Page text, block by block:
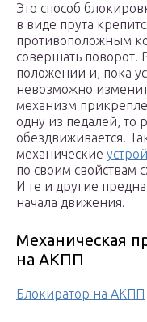
Это способ
в виде прута
противоположным
совершать поворот.
положении и, пока
невозможно
механизм
одну из педалей, то
обездвиживается.
механические
по своим свойствам
И те и другие
начала движения.
Механическая
на АКПП
Блокиратор на АКПП